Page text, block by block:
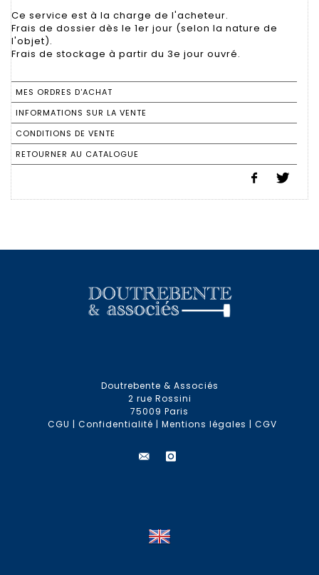
Ce service est à la charge de l'acheteur.
Frais de dossier dès le 1er jour (selon la nature de
l'objet).
Frais de stockage à partir du 3e jour ouvré.
MES ORDRES D'ACHAT
INFORMATIONS SUR LA VENTE
CONDITIONS DE VENTE
RETOURNER AU CATALOGUE
Doutrebente & Associés
2 rue Rossini
75009 Paris
CGU | Confidentialité | Mentions légales | CGV